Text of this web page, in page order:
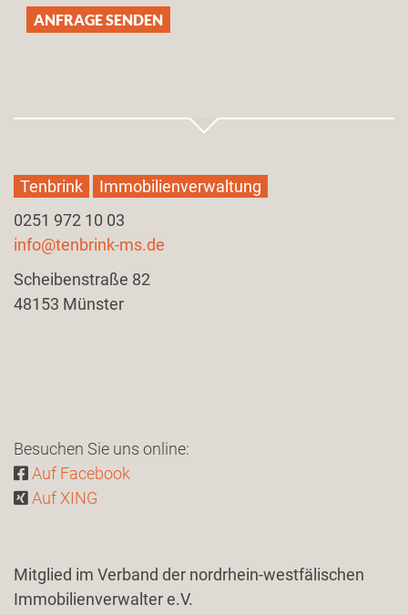
Tenbrink
Immobilienverwaltung
0251 972 10 03
info@tenbrink-ms.de
Scheibenstraße 82
​48153 Münster
Besuchen Sie uns online:
Auf Facebook
Auf XING
Mitglied im Verband der nordrhein-westfälischen
Immobilienverwalter e.V.